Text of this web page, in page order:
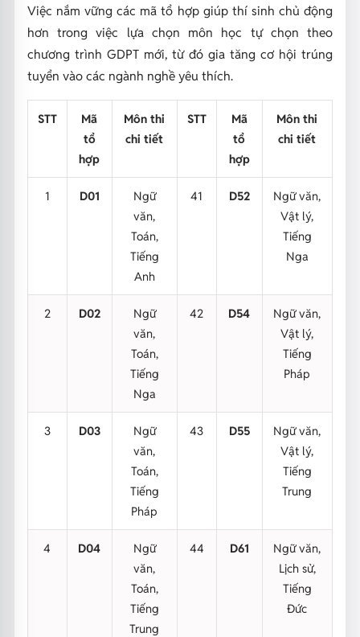
Việc nắm vững các mã tổ hợp giúp thí sinh chủ động
hơn trong việc lựa chọn môn học tự chọn theo
chương trình GDPT mới,từ đó gia tăng cơ hội trúng
tuyển vào các ngành nghề yêu thích.
STT
Mã
tổ
hợp
Môn thi
chi tiết
STT
Mã
tổ
hợp
Môn thi
chi tiết
1 D01
Ngữ
văn,
Toán,
Tiếng
Anh
41 D52
Ngữ văn,
Vật lý,
Tiếng
Nga
2 D02
Ngữ
văn,
Toán,
Tiếng
Nga
42 D54
Ngữ văn,
Vật lý,
Tiếng
Pháp
3 D03
Ngữ
văn,
Toán,
Tiếng
Pháp
43 D55
Ngữ văn,
Vật lý,
Tiếng
Trung
4 D04
Ngữ
văn,
Toán,
Tiếng
Trung
44 D61
Ngữ văn,
Lịch sử,
Tiếng
Đức